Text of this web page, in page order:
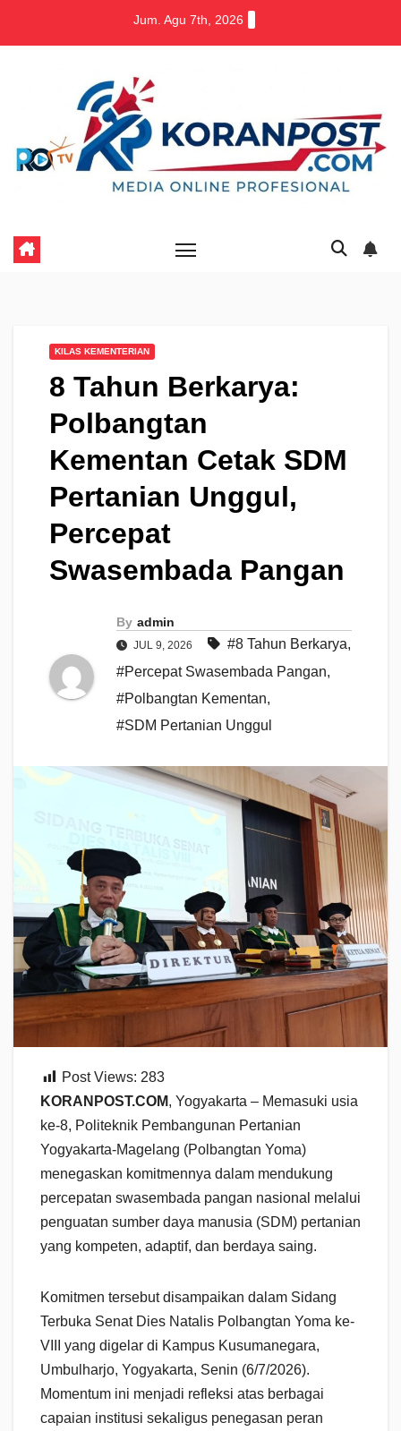
Jum. Agu 7th, 2026
KILAS KEMENTERIAN
8 Tahun Berkarya:
Polbangtan
Kementan Cetak SDM
Pertanian Unggul,
Percepat
Swasembada Pangan
By admin
JUL 9, 2026 #8 Tahun Berkarya,
#Percepat Swasembada Pangan,
#Polbangtan Kementan,
#SDM Pertanian Unggul
Post Views: 283
KORANPOST.COM, Yogyakarta – Memasuki usia
ke-8, Politeknik Pembangunan Pertanian
Yogyakarta-Magelang (Polbangtan Yoma)
menegaskan komitmennya dalam mendukung
percepatan swasembada pangan nasional melalui
penguatan sumber daya manusia (SDM) pertanian
yang kompeten, adaptif, dan berdaya saing.
Komitmen tersebut disampaikan dalam Sidang
Terbuka Senat Dies Natalis Polbangtan Yoma ke-
VIII yang digelar di Kampus Kusumanegara,
Umbulharjo, Yogyakarta, Senin (6/7/2026).
Momentum ini menjadi refleksi atas berbagai
capaian institusi sekaligus penegasan peran